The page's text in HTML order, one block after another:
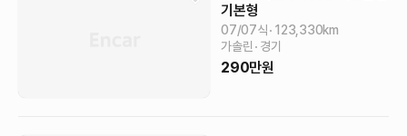
기본형
07/07식 123,330km
가솔린
경기
290만원